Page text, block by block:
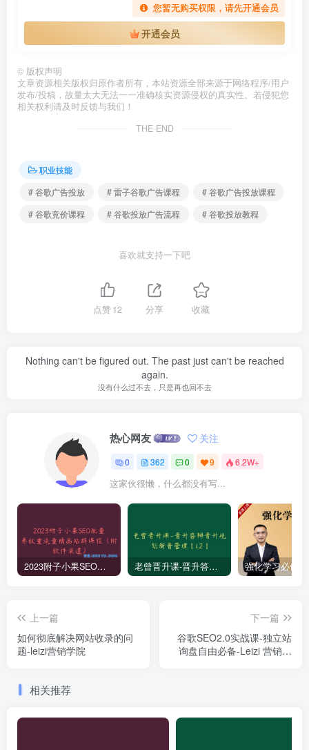
您暂无购买权限，请先开通会员
开通会员
© 版权声明
文章资源相关版权归原作者所有，本站资源全部来源于网络程序/用户
发布/投稿，故量太大无法一一准确核实资源侵权的真实性。若侵犯您
相关权利请及时反馈与我们！
THE END
职业技能
# 谷歌广告投放
# 雷子谷歌广告课程
# 谷歌广告投放课程
# 谷歌竞价课程
# 谷歌投放广告流程 # 谷歌投放教程
喜欢就支持一下吧
点赞12 分享 收藏
Nothing can't be figured out. The past just can't be reached
again.
没有什么过不去，只是再也回不去
热心网友 关注
0 362 0 9 6.2W+
这家伙很懒，什么都没有写...
2023附子小果SEO批量养权重流量精品站群课程（附软件渠道） 老曾晋升课-晋升答辩晋升规划新晋管理【L2】
上一篇
如何彻底解决网站收录的问
题-leizi营销学院
下一篇
谷歌SEO2.0实战课-独立站
询盘自由必备-Leizi 营销学
相关推荐